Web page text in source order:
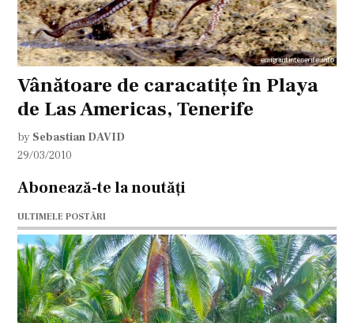
Vânătoare de caracatiţe în Playa
de Las Americas, Tenerife
by Sebastian DAVID
29/03/2010
Abonează-te la noutăți
ULTIMELE POSTĂRI